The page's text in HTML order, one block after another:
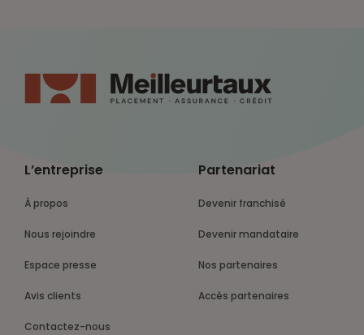
L’entreprise
À propos
Nous rejoindre
Espace presse
Avis clients
Contactez-nous
Partenariat
Devenir franchisé
Devenir mandataire
Nos partenaires
Accès partenaires